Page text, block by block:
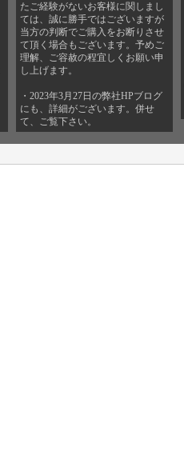
たご経験がないお客様に関しまし
ては、誠に勝手ではございますが
当方の判断でご購入をお断りさせ
て頂く場合もございます。予めご
理解、ご容赦の程宜しくお願い申
し上げます。
・2023年3月27日の弊社HPブログ
にも、詳細がございます。併せ
て、ご覧下さい。